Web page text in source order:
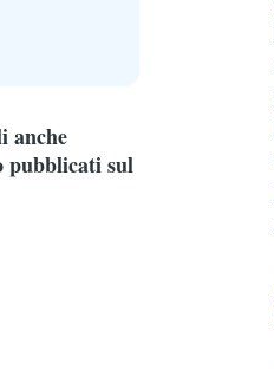
anche
pubblicati sul